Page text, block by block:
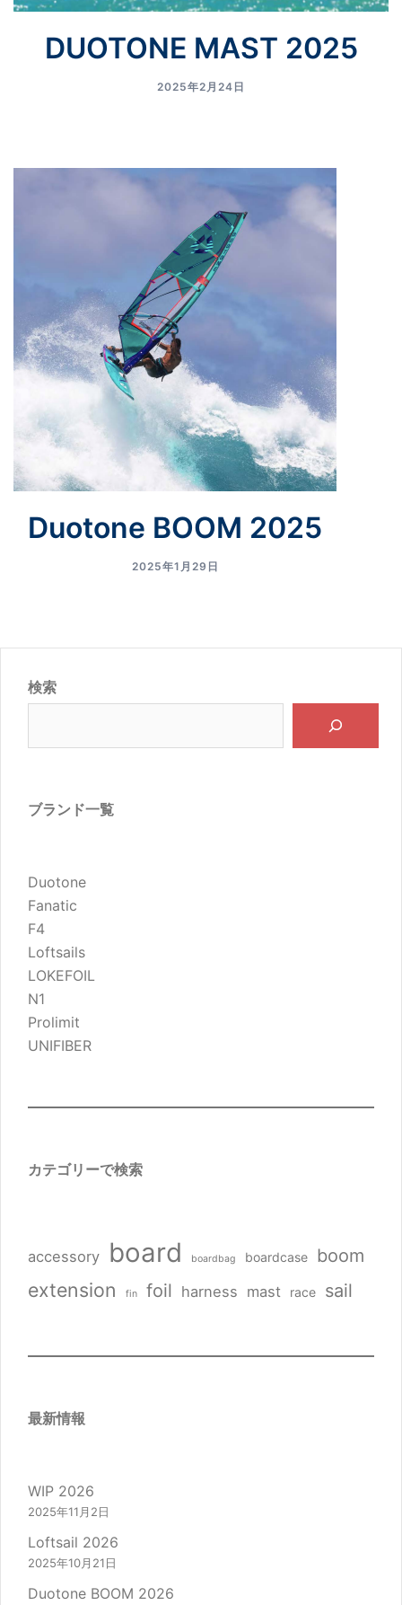
DUOTONE MAST 2025
2025年2月24日
Duotone BOOM 2025
2025年1月29日
検索
ブランド一覧
Duotone
Fanatic
F4
Loftsails
LOKEFOIL
N1
Prolimit
UNIFIBER
カテゴリーで検索
accessory board boardbag boardcase boom
extension fin foil harness mast race sail
最新情報
WIP 2026
2025年11月2日
Loftsail 2026
2025年10月21日
Duotone BOOM 2026